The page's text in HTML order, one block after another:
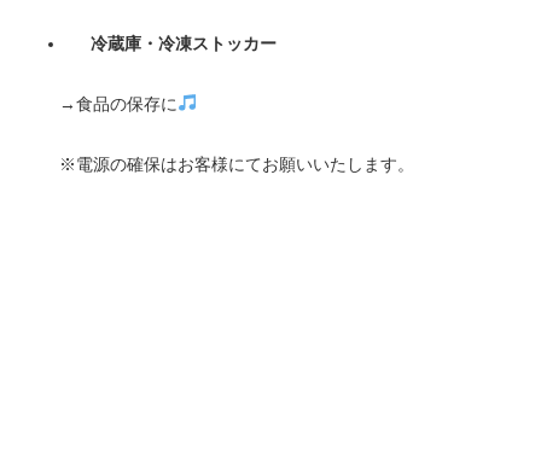
冷蔵庫・冷凍ストッカー
→食品の保存に
※電源の確保はお客様にてお願いいたします。